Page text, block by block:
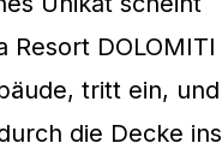
Resort DOLOMITI
tritt ein, und
die Decke ins